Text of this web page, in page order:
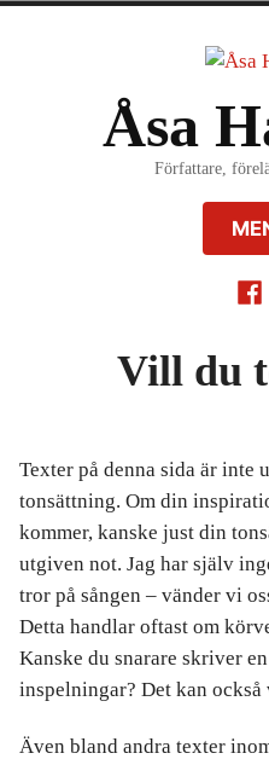
Åsa
Författare,
Vill du
Texter på denna sida är inte
tonsättning. Om din
kommer, kanske just din
utgiven not. Jag har själv
tror på sången – vänder vi
Detta handlar oftast om
Kanske du snarare skriver
inspelningar? Det kan
Även bland andra texter